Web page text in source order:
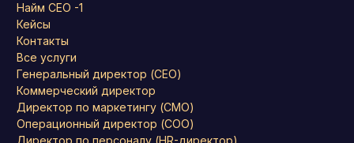
Найм СЕО -1
Кейсы
Контакты
Все услуги
Генеральный директор (CEO)
Коммерческий директор
Директор по маркетингу (CMO)
Операционный директор (COO)
Директор по персоналу (HR-директор)